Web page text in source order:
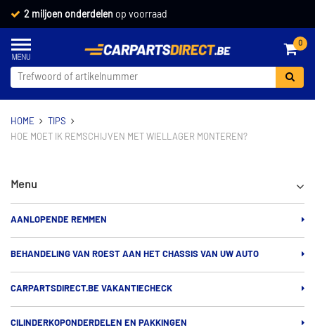
2 miljoen onderdelen op voorraad
0
HOME
TIPS
HOE MOET IK REMSCHIJVEN MET WIELLAGER MONTEREN?
Menu
AANLOPENDE REMMEN
BEHANDELING VAN ROEST AAN HET CHASSIS VAN UW AUTO
CARPARTSDIRECT.BE VAKANTIECHECK
CILINDERKOPONDERDELEN EN PAKKINGEN